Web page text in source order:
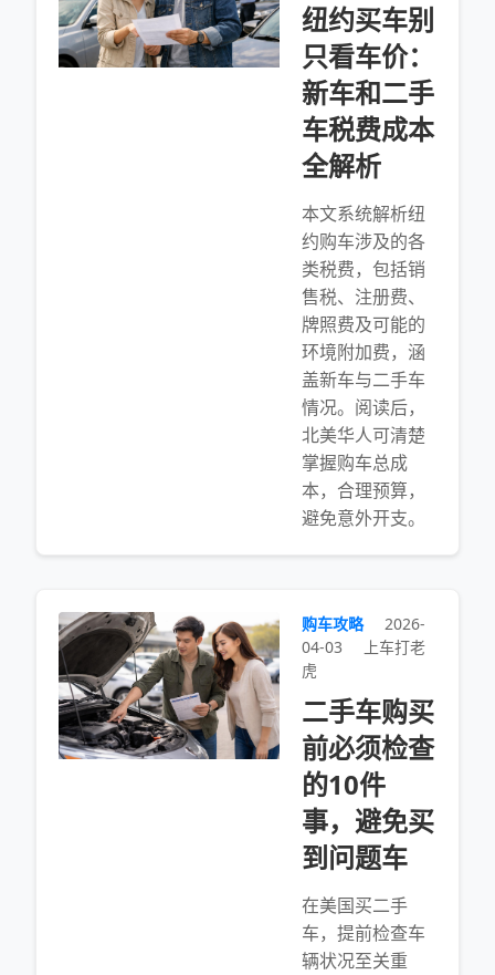
纽约买车别
只看车价：
新车和二手
车税费成本
全解析
本文系统解析纽
约购车涉及的各
类税费，包括销
售税、注册费、
牌照费及可能的
环境附加费，涵
盖新车与二手车
情况。阅读后，
北美华人可清楚
掌握购车总成
本，合理预算，
避免意外开支。
购车攻略
2026-
04-03
上车打老
虎
二手车购买
前必须检查
的10件
事，避免买
到问题车
在美国买二手
车，提前检查车
辆状况至关重